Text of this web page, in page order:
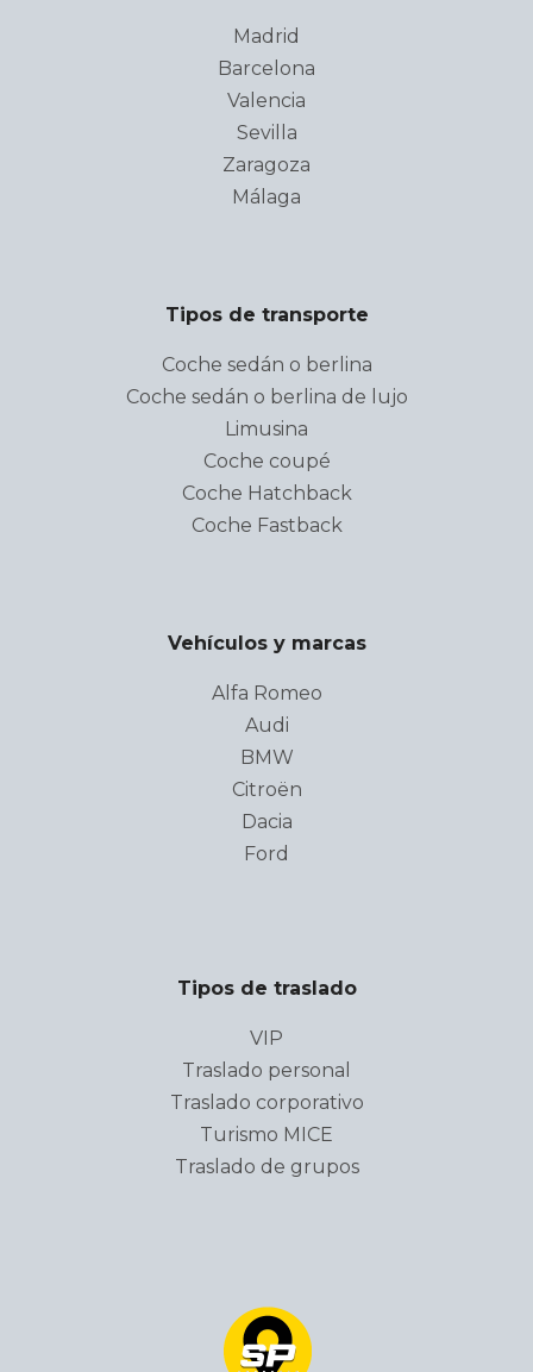
Madrid
Barcelona
Valencia
Sevilla
Zaragoza
Málaga
Tipos de transporte
Coche sedán o berlina
Coche sedán o berlina de lujo
Limusina
Coche coupé
Coche Hatchback
Coche Fastback
Vehículos y marcas
Alfa Romeo
Audi
BMW
Citroën
Dacia
Ford
Tipos de traslado
VIP
Traslado personal
Traslado corporativo
Turismo MICE
Traslado de grupos